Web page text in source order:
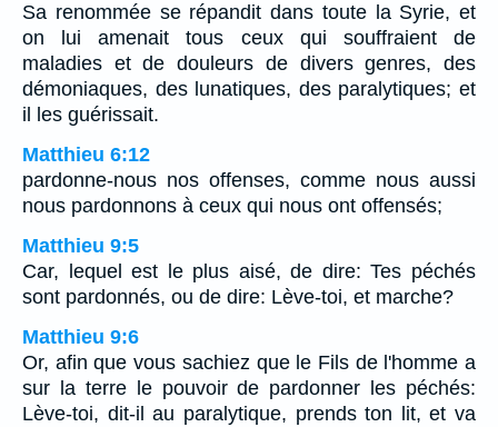
Sa renommée se répandit dans toute la Syrie, et
on lui amenait tous ceux qui souffraient de
maladies et de douleurs de divers genres, des
démoniaques, des lunatiques, des paralytiques; et
il les guérissait.
Matthieu 6:12
pardonne-nous nos offenses, comme nous aussi
nous pardonnons à ceux qui nous ont offensés;
Matthieu 9:5
Car, lequel est le plus aisé, de dire: Tes péchés
sont pardonnés, ou de dire: Lève-toi, et marche?
Matthieu 9:6
Or, afin que vous sachiez que le Fils de l'homme a
sur la terre le pouvoir de pardonner les péchés:
Lève-toi, dit-il au paralytique, prends ton lit, et va